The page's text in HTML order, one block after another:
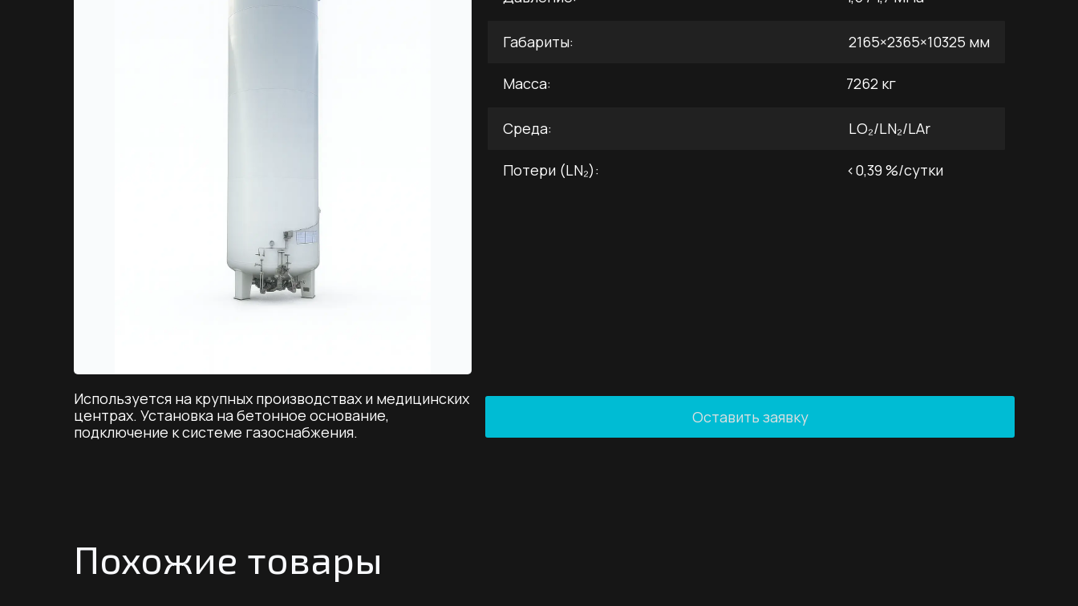
Используется на крупных производствах и медицинских
центрах. Установка на бетонное основание,
подключение к системе газоснабжения.
Оставить заявку
Габариты: 2165×2365×10325 мм
Среда: LO₂/LN₂/LAr
Масса: 7262 кг
Потери (LN₂): <0,39 %/сутки
Похожие товары